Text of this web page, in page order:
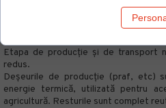
Din acest motiv stejarul de
regenerabilă și inepuizabilă.
Etapa de producție și de transport
redus.
Deșeurile de producție (praf, etc)
energie termică, utilizată pentru
agricultură. Resturile sunt complet